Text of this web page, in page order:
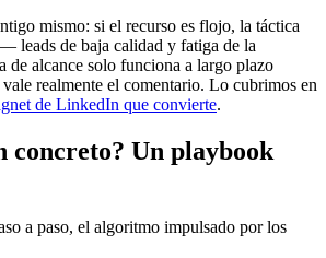
mismo: si el recurso es flojo, la táctica
leads de baja calidad y fatiga de la
de alcance solo funciona a largo plazo
realmente el comentario. Lo cubrimos en
de LinkedIn que convierte.
concreto? Un playbook
a paso, el algoritmo impulsado por los